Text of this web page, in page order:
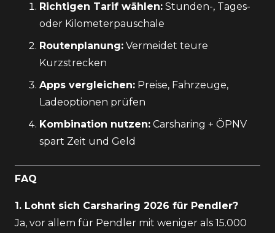
Richtigen Tarif wählen: Stunden-, Tages-
oder Kilometerpauschale
Routenplanung: Vermeidet teure
Kurzstrecken
Apps vergleichen: Preise, Fahrzeuge,
Ladeoptionen prüfen
Kombination nutzen: Carsharing + ÖPNV
spart Zeit und Geld
FAQ
1. Lohnt sich Carsharing 2026 für Pendler?
Ja, vor allem für Pendler mit weniger als 15.000